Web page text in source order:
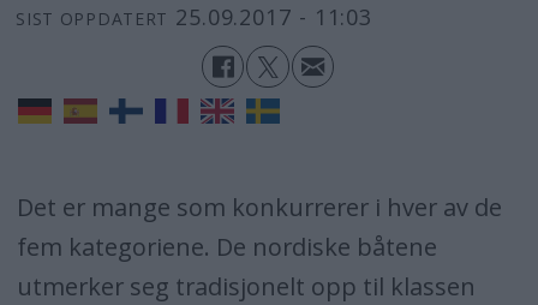
SIST OPPDATERT 25.09.2017 - 11:03
Det er mange som konkurrerer i hver av de
fem kategoriene. De nordiske båtene
utmerker seg tradisjonelt opp til klassen